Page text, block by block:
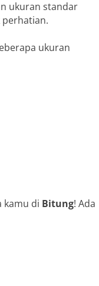
ukuran standar
ukuran
kamu di Bitung! Ada